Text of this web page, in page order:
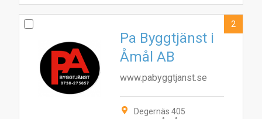
Pa Byggtjänst i
Åmål AB
www.pabyggtjanst.se
Degernäs 405
2